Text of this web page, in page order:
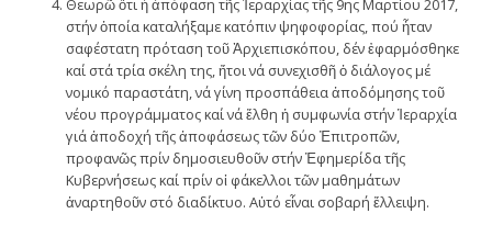
Θεωρῶ ὅτι ἡ ἀπόφαση τῆς Ἱεραρχίας τῆς 9ης Μαρτίου 2017,
στήν ὁποία καταλήξαμε κατόπιν ψηφοφορίας, πού ἦταν
σαφέστατη πρόταση τοῦ Ἀρχιεπισκόπου, δέν ἐφαρμόσθηκε
καί στά τρία σκέλη της, ἤτοι νά συνεχισθῆ ὁ διάλογος μέ
νομικό παραστάτη, νά γίνη προσπάθεια ἀποδόμησης τοῦ
νέου προγράμματος καί νά ἔλθη ἡ συμφωνία στήν Ἱεραρχία
γιά ἀποδοχή τῆς ἀποφάσεως τῶν δύο Ἐπιτροπῶν,
προφανῶς πρίν δημοσιευθοῦν στήν Ἐφημερίδα τῆς
Κυβερνήσεως καί πρίν οἱ φάκελλοι τῶν μαθημάτων
ἀναρτηθοῦν στό διαδίκτυο. Αὐτό εἶναι σοβαρή ἔλλειψη.